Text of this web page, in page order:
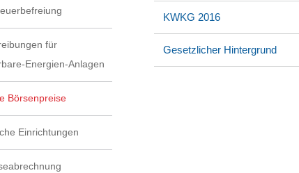
für
Energien-Anlagen
Börsenpreise
Einrichtungen
KWKG 2016
Gesetzlicher Hintergrund